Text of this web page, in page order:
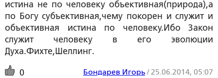
истина не по человеку объективная(природа),а
по Богу субъективная,чему покорен и служит и
объективная истина по человеку.Ибо Закон
служит человеку в его эволюции
Духа.Фихте,Шеллинг.
0 Бондарев Игорь/ 25.06.2014, 05:07